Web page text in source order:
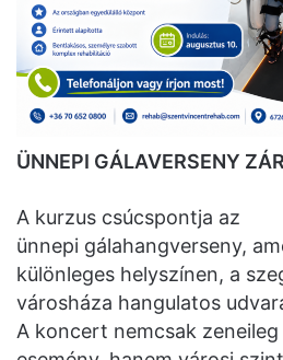
ÜNNEPI GÁLAVERSENY
A kurzus csúcspontja az
ünnepi gálahangverseny,
különleges helyszínen, a
városháza hangulatos
A koncert nemcsak